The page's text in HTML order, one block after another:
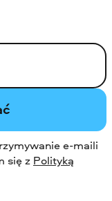
e-maili
się z Polityką